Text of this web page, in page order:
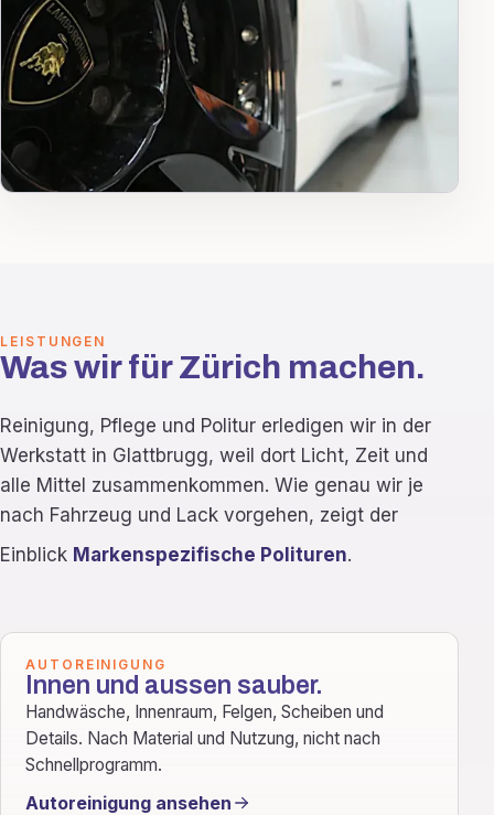
LEISTUNGEN
Was wir für Zürich machen.
Reinigung, Pflege und Politur erledigen wir in der
Werkstatt in Glattbrugg, weil dort Licht, Zeit und
alle Mittel zusammenkommen. Wie genau wir je
nach Fahrzeug und Lack vorgehen, zeigt der
Einblick Markenspezifische Polituren.
AUTOREINIGUNG
Innen und aussen sauber.
Handwäsche, Innenraum, Felgen, Scheiben und
Details. Nach Material und Nutzung, nicht nach
Schnellprogramm.
Autoreinigung ansehen